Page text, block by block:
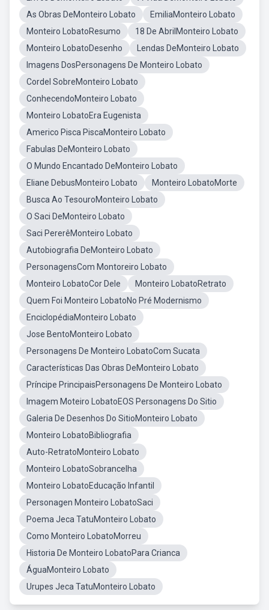
As Obras DeMonteiro Lobato
EmiliaMonteiro Lobato
Monteiro LobatoResumo
18 De AbrilMonteiro Lobato
Monteiro LobatoDesenho
Lendas DeMonteiro Lobato
Imagens DosPersonagens De Monteiro Lobato
Cordel SobreMonteiro Lobato
ConhecendoMonteiro Lobato
Monteiro LobatoEra Eugenista
Americo Pisca PiscaMonteiro Lobato
Fabulas DeMonteiro Lobato
O Mundo Encantado DeMonteiro Lobato
Eliane DebusMonteiro Lobato
Monteiro LobatoMorte
Busca Ao TesouroMonteiro Lobato
O Saci DeMonteiro Lobato
Saci PererêMonteiro Lobato
Autobiografia DeMonteiro Lobato
PersonagensCom Montoreiro Lobato
Monteiro LobatoCor Dele
Monteiro LobatoRetrato
Quem Foi Monteiro LobatoNo Pré Modernismo
EnciclopédiaMonteiro Lobato
Jose BentoMonteiro Lobato
Personagens De Monteiro LobatoCom Sucata
Características Das Obras DeMonteiro Lobato
Príncipe PrincipaisPersonagens De Monteiro Lobato
Imagem Moteiro LobatoEOS Personagens Do Sitio
Galeria De Desenhos Do SitioMonteiro Lobato
Monteiro LobatoBibliografia
Auto-RetratoMonteiro Lobato
Monteiro LobatoSobrancelha
Monteiro LobatoEducação Infantil
Personagen Monteiro LobatoSaci
Poema Jeca TatuMonteiro Lobato
Como Monteiro LobatoMorreu
Historia De Monteiro LobatoPara Crianca
ÁguaMonteiro Lobato
Urupes Jeca TatuMonteiro Lobato